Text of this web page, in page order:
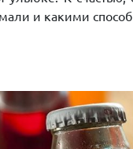
и какими